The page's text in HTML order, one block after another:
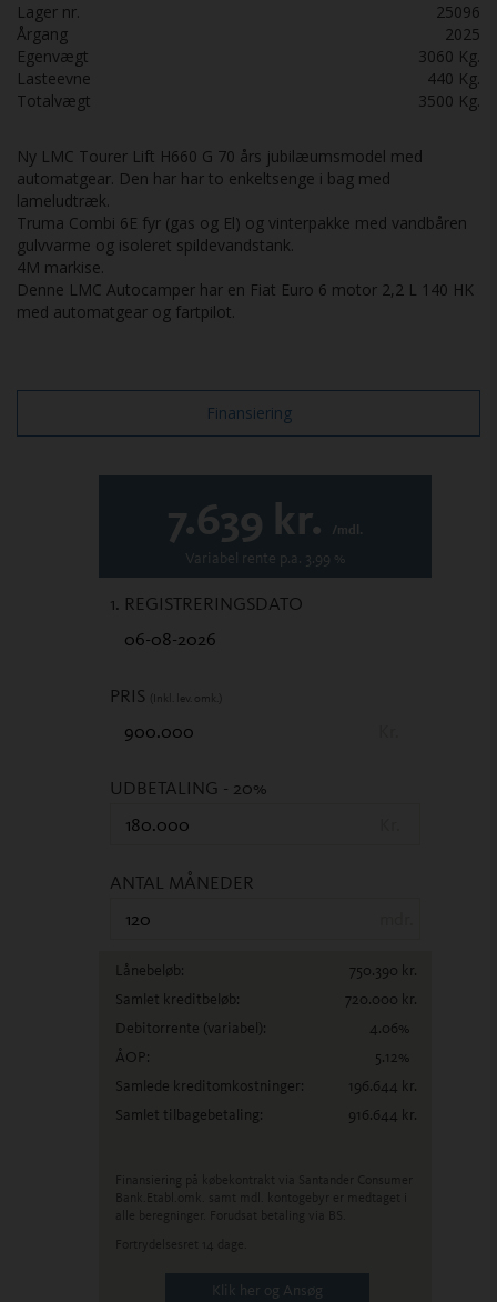
Lager nr.
25096
Årgang
2025
Egenvægt
3060 Kg.
Lasteevne
440 Kg.
Totalvægt
3500 Kg.
Ny LMC Tourer Lift H660 G 70 års jubilæumsmodel med
automatgear. Den har har to enkeltsenge i bag med
lameludtræk.
Truma Combi 6E fyr (gas og El) og vinterpakke med vandbåren
gulvvarme og isoleret spildevandstank.
4M markise.
Denne LMC Autocamper har en Fiat Euro 6 motor 2,2 L 140 HK
med automatgear og fartpilot.
Finansiering
7.639 kr. /mdl.
Variabel rente p.a. 3.99 %
1. REGISTRERINGSDATO
PRIS (Inkl. lev. omk.)
UDBETALING - 20%
ANTAL MÅNEDER
Lånebeløb: 750.390 kr.
Samlet kreditbeløb:
720.000 kr.
Debitorrente (variabel): 4.06%
ÅOP:
5.12%
Samlede kreditomkostninger:
196.644 kr.
Samlet tilbagebetaling:
916.644 kr.
Finansiering på købekontrakt via Santander Consumer
Bank.
Etabl.omk. samt mdl. kontogebyr er medtaget i
alle beregninger. Forudsat betaling via BS.
Fortrydelsesret 14 dage.
Klik her og Ansøg